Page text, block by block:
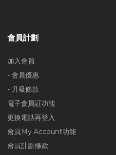
會員計劃
加入會員
- 會員優惠
- 升級條款
電子會員証功能
更換電話再登入
會員My Account功能
會員計劃條款